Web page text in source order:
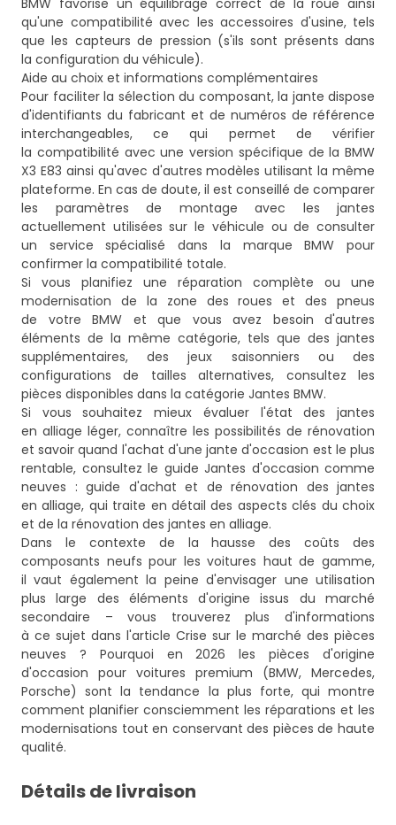
BMW favorise un équilibrage correct de la roue ainsi
qu'une compatibilité avec les accessoires d'usine, tels
que les capteurs de pression (s'ils sont présents dans
la configuration du véhicule).
Aide au choix et informations complémentaires
Pour faciliter la sélection du composant, la jante dispose
d'identifiants du fabricant et de numéros de référence
interchangeables, ce qui permet de vérifier
la compatibilité avec une version spécifique de la BMW
X3 E83 ainsi qu'avec d'autres modèles utilisant la même
plateforme. En cas de doute, il est conseillé de comparer
les paramètres de montage avec les jantes
actuellement utilisées sur le véhicule ou de consulter
un service spécialisé dans la marque BMW pour
confirmer la compatibilité totale.
Si vous planifiez une réparation complète ou une
modernisation de la zone des roues et des pneus
de votre BMW et que vous avez besoin d'autres
éléments de la même catégorie, tels que des jantes
supplémentaires, des jeux saisonniers ou des
configurations de tailles alternatives, consultez les
pièces disponibles dans la catégorie Jantes BMW.
Si vous souhaitez mieux évaluer l'état des jantes
en alliage léger, connaître les possibilités de rénovation
et savoir quand l'achat d'une jante d'occasion est le plus
rentable, consultez le guide Jantes d'occasion comme
neuves : guide d'achat et de rénovation des jantes
en alliage, qui traite en détail des aspects clés du choix
et de la rénovation des jantes en alliage.
Dans le contexte de la hausse des coûts des
composants neufs pour les voitures haut de gamme,
il vaut également la peine d'envisager une utilisation
plus large des éléments d'origine issus du marché
secondaire – vous trouverez plus d'informations
à ce sujet dans l'article Crise sur le marché des pièces
neuves ? Pourquoi en 2026 les pièces d'origine
d'occasion pour voitures premium (BMW, Mercedes,
Porsche) sont la tendance la plus forte, qui montre
comment planifier consciemment les réparations et les
modernisations tout en conservant des pièces de haute
qualité.
Détails de livraison